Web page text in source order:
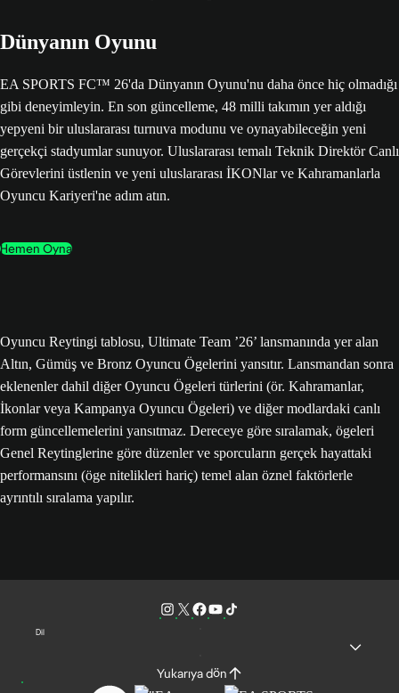
Dünyanın Oyunu
EA SPORTS FC™ 26'da Dünyanın Oyunu'nu daha önce hiç olmadığı
gibi deneyimleyin. En son güncelleme, 48 milli takımın yer aldığı
yepyeni bir uluslararası turnuva modunu ve oynayabileceğin yeni
gerçekçi stadyumlar sunuyor. Uluslararası temalı Teknik Direktör Canlı
Görevlerini üstlenin ve yeni uluslararası İKONlar ve Kahramanlarla
Oyuncu Kariyeri'ne adım atın.
Hemen Oyna
Oyuncu Reytingi tablosu, Ultimate Team ’26’ lansmanında yer alan
Altın, Gümüş ve Bronz Oyuncu Ögelerini yansıtır. Lansmandan sonra
eklenenler dahil diğer Oyuncu Ögeleri türlerini (ör. Kahramanlar,
İkonlar veya Kampanya Oyuncu Ögeleri) ve diğer modlardaki canlı
form güncellemelerini yansıtmaz. Dereceye göre sıralamak, ögeleri
Genel Reytinglerine göre düzenler ve sporcuların gerçek hayattaki
performansını (öge nitelikleri hariç) temel alan öznel faktörlerle
ayrıntılı sıralama yapılır.
Dil
Yukarıya dön